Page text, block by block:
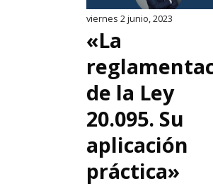
viernes 2 junio, 2023
«La
de la Ley
20.095. Su
aplicación
práctica»